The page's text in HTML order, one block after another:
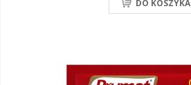
DO KOSZYKA